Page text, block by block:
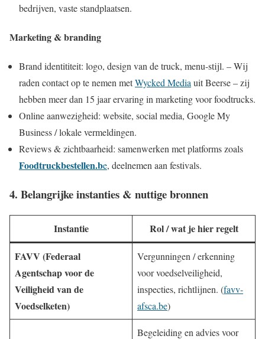
bedrijven, vaste standplaatsen.
Marketing & branding
Brand identititeit: logo, design van de truck, menu-stijl. – Wij
raden contact op te nemen metWycked Mediauit Beerse – zij
hebben meer dan 15 jaar ervaring in marketing voor foodtrucks.
Online aanwezigheid: website, social media, Google My
Business / lokale vermeldingen.
Reviews & zichtbaarheid: samenwerken met platforms zoals
Foodtruckbestellen.be, deelnemen aan festivals.
4. Belangrijke instanties & nuttige bronnen
Instantie Rol / wat je hier regelt
FAVV (Federaal
Agentschap voor de
Veiligheid van de
Voedselketen)
Vergunningen / erkenning
voor voedselveiligheid,
inspecties, richtlijnen. (favv-
afsca.be)
Begeleiding en advies voor